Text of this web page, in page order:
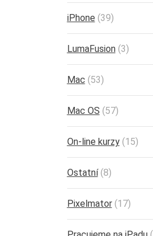
iPhone (39)
LumaFusion(3)
Mac (53)
Mac OS (57)
On-line kurzy(15)
Ostatní(8)
Pixelmator(17)